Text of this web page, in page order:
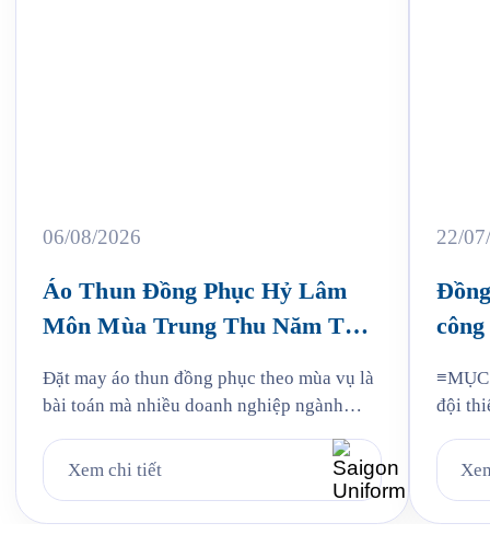
06/08/2026
Áo Thun Đồng Phục Hỷ Lâm
Môn Mùa Trung Thu Năm Thứ
Đặt may áo thun đồng phục theo mùa vụ là
bài toán mà nhiều doanh nghiệp ngành
Môn cũng vậy. Cứ đến hẹn lại lên, mỗi năm
khi mùa bánh Trung Thu về, Hỷ Lâm Môn
Xem chi tiết
22/
đội
mẫu
Quy